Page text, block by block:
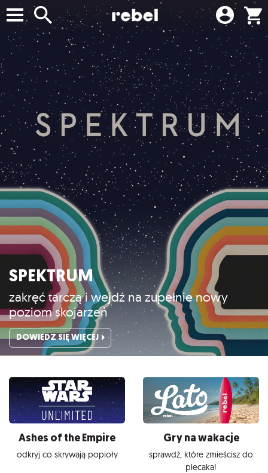
SPEKTRUM
zakręć tarczą i wejdź na zupełnie nowy
poziom skojarzeń
DOWIEDZ SIĘ WIĘCEJ
Ashes of the Empire
odkryj co skrywają popioły
Gry na wakacje
sprawdź, które zmieścisz do
plecaka!